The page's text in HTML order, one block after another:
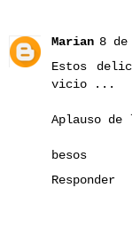
Marian 8
Estos
vicio ...
Aplauso de
besos
Responder